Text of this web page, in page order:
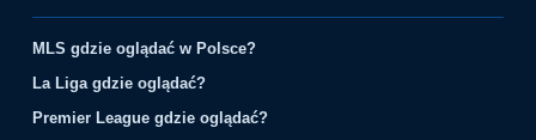
MLS gdzie oglądać w Polsce?
La Liga gdzie oglądać?
Premier League gdzie oglądać?